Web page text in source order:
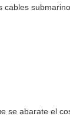
cables
se abarate el